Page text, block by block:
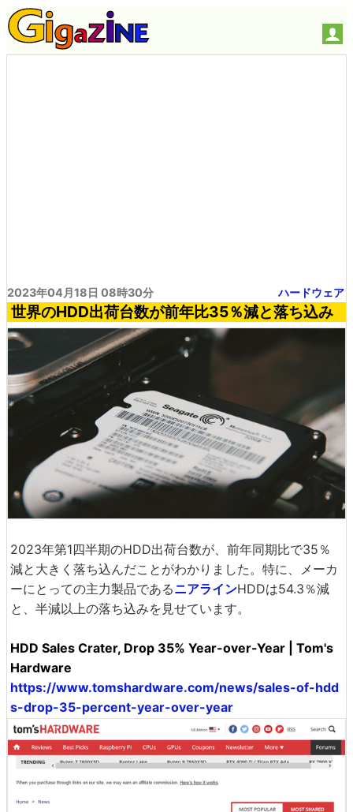
2023年04月18日 08時30分 ハードウェア
世界のHDD出荷台数が前年比35％減と落ち込み
2023年第1四半期のHDD出荷台数が、前年同期比で35％
減と大きく落ち込んだことがわかりました。特に、メーカ
ーにとっての主力製品であるニアラインHDDは54.3％減
と、半減以上の落ち込みを見せています。
HDD Sales Crater, Drop 35% Year-over-Year | Tom's
Hardware
https://www.tomshardware.com/news/sales-of-hdd
s-drop-35-percent-year-over-year